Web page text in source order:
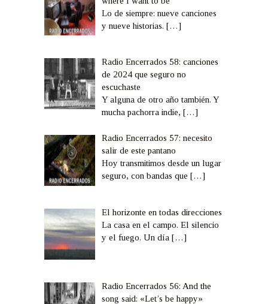
Lo de siempre: nueve canciones
y nueve historias.[…]
Radio Encerrados 58: canciones
de 2024 que seguro no
escuchaste
Y alguna de otro año también. Y
mucha pachorra indie,[…]
Radio Encerrados 57: necesito
salir de este pantano
Hoy transmitimos desde un lugar
seguro, con bandas que[…]
El horizonte en todas direcciones
La casa en el campo. El silencio
y el fuego. Un día[…]
Radio Encerrados 56: And the
song said: «Let’s be happy»